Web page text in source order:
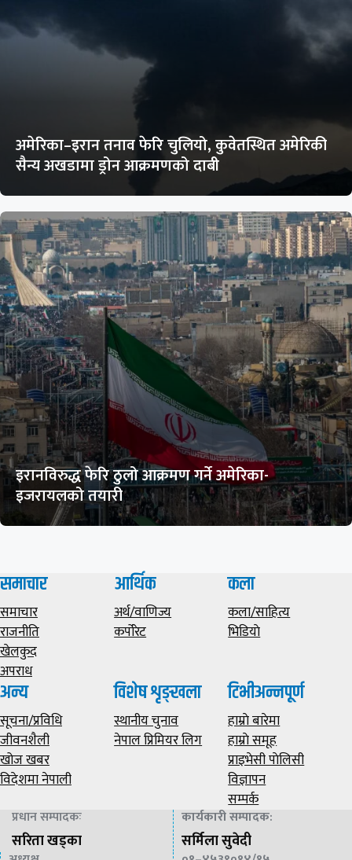
अमेरिका–इरान तनाव फेरि चुलियो, कुवेतस्थित अमेरिकी
सैन्य अखडामा ड्रोन आक्रमणको दाबी
इरानविरुद्ध फेरि ठुलो आक्रमण गर्ने अमेरिका-
इजरायलको तयारी
समाचार
समाचार
राजनीति
खेलकुद
अपराध
आर्थिक
अर्थ/वाणिज्य
कर्पोरेट
कला
कला/साहित्य
भिडियाे
अन्य
सूचना/प्रविधि
जीवनशैली
खोज खबर
विदेशमा नेपाली
विशेष शृङ्खला
स्थानीय चुनाव
नेपाल प्रिमियर लिग
टिभीअन्नपूर्ण
हाम्राे बारेमा
हाम्राे समूह
प्राइभेसी पाेलिसी
विज्ञापन
सम्पर्क
प्रधान सम्पादकः
सरिता खड्का
कार्यकारी सम्पादक:
सर्मिला सुवेदी